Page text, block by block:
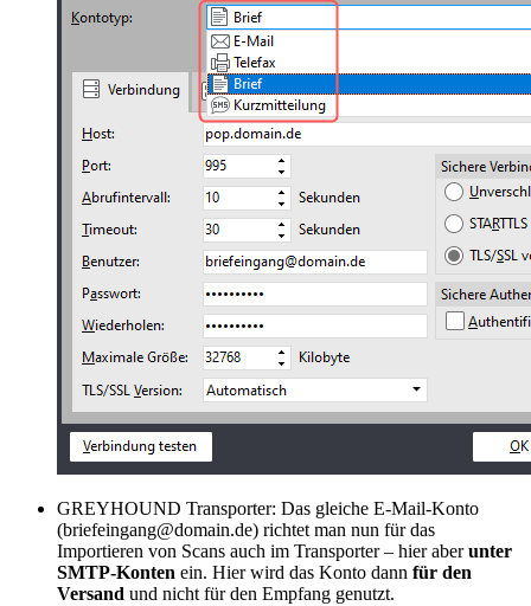
GREYHOUND Transporter: Das gleiche E-Mail-Konto
(briefeingang@domain.de) richtet man nun für das
Importieren von Scans auch im Transporter – hier aberunter
SMTP-Konten ein. Hier wird das Konto dann für den
Versand und nicht für den Empfang genutzt.